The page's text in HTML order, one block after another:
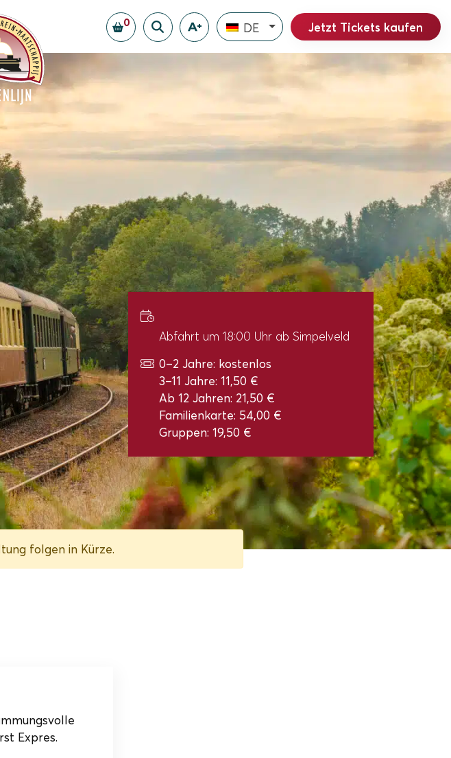
0 DE Jetzt Tickets kaufen
Abfahrt um 18:00 Uhr ab Simpelveld
0–2 Jahre: kostenlos
3–11 Jahre: 11,50 €
Ab 12 Jahren: 21,50 €
Familienkarte: 54,00 €
Gruppen: 19,50 €
folgen in Kürze.
Expres.